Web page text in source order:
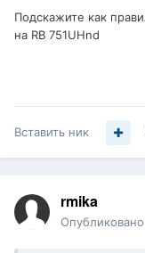
Подскажите как
на RB 751UHnd
Вставить ник
rmika
Опубликовано